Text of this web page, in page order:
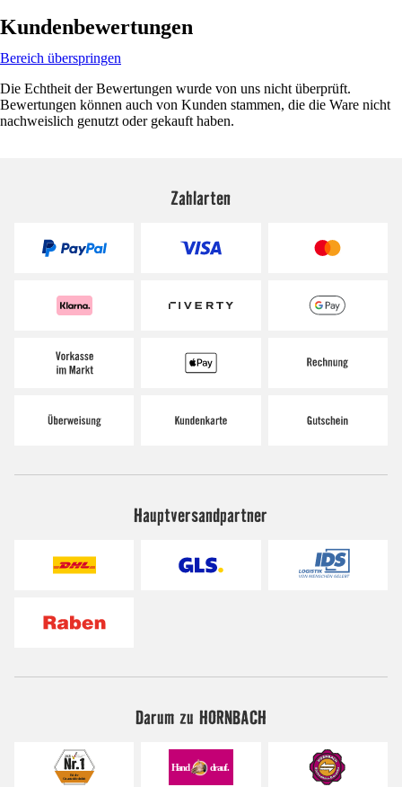
Kundenbewertungen
Bereich überspringen
Die Echtheit der Bewertungen wurde von uns nicht überprüft.
Bewertungen können auch von Kunden stammen, die die Ware nicht
nachweislich genutzt oder gekauft haben.
Zahlarten
Hauptversandpartner
Darum zu HORNBACH